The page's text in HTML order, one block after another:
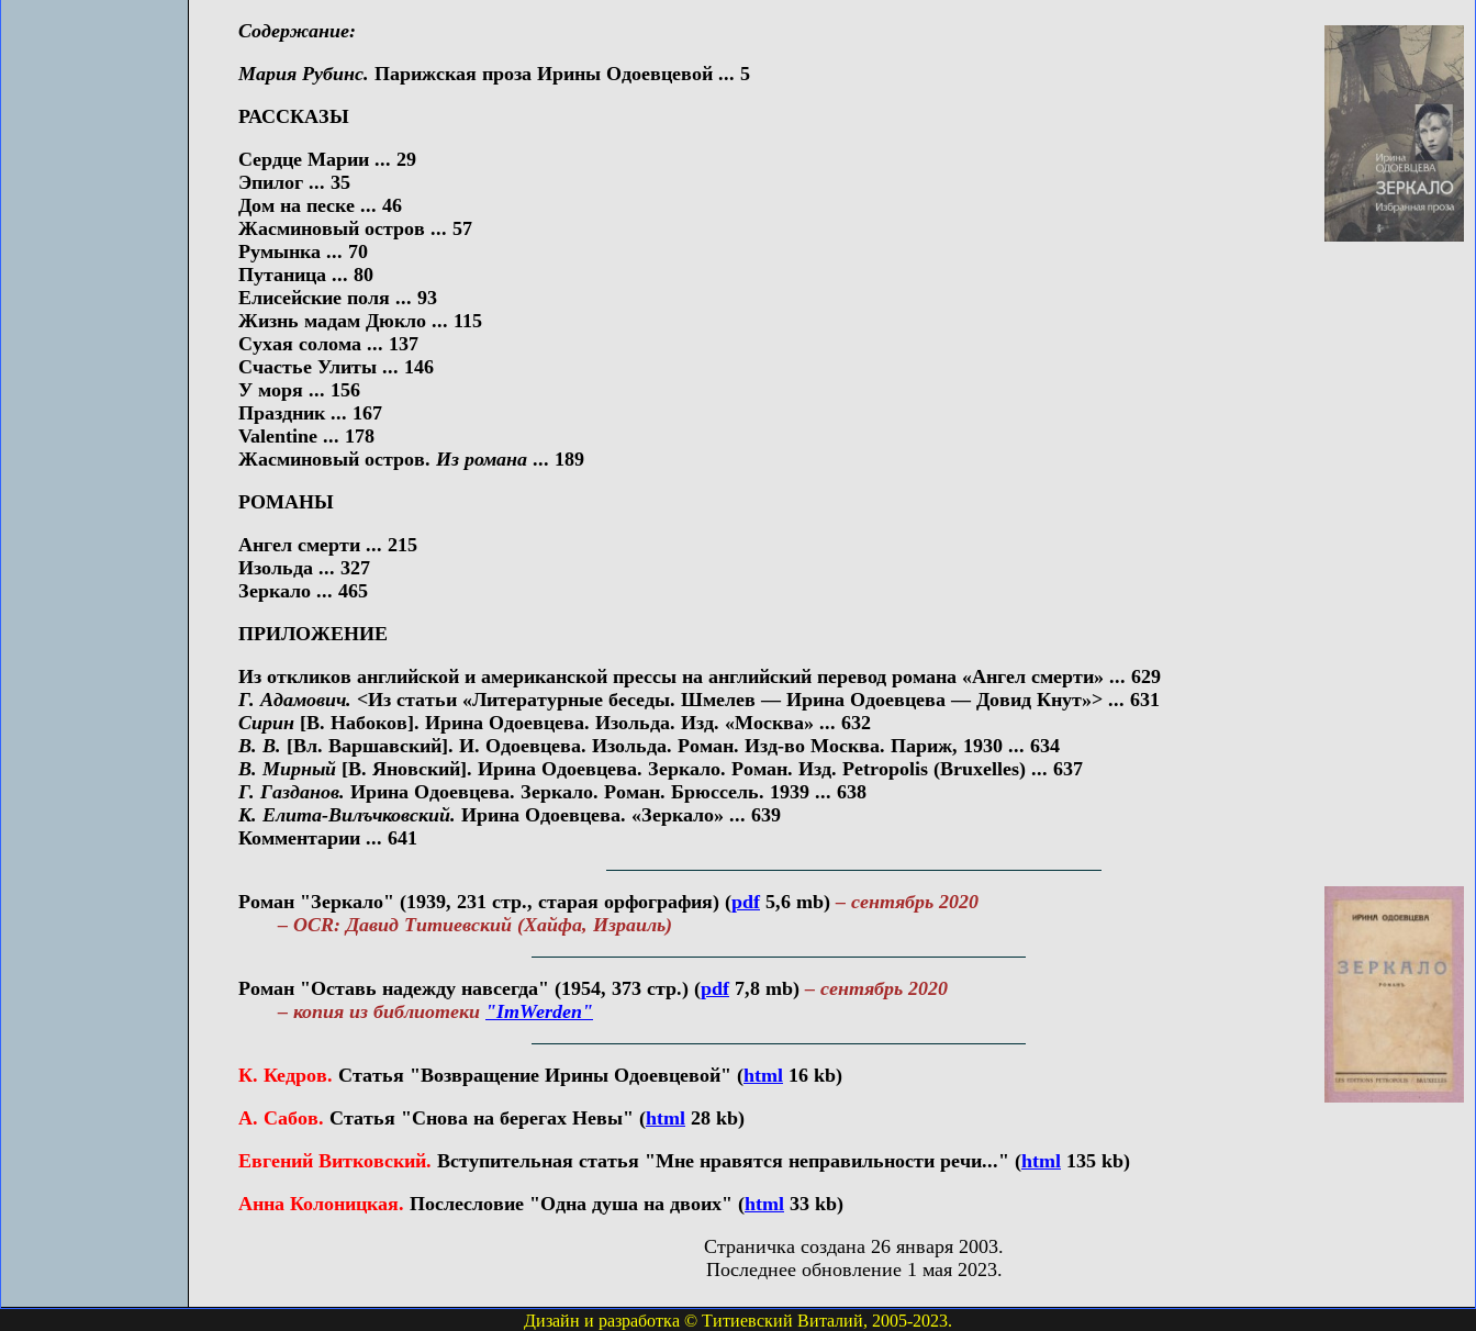
Содержание:
Мария Рубинс. Парижская проза Ирины Одоевцевой ... 5
РАССКАЗЫ
Сердце Марии ... 29
Эпилог ... 35
Дом на песке ... 46
Жасминовый остров ... 57
Румынка ... 70
Путаница ... 80
Елисейские поля ... 93
Жизнь мадам Дюкло ... 115
Сухая солома ... 137
Счастье Улиты ... 146
У моря ... 156
Праздник ... 167
Valentine ... 178
Жасминовый остров. Из романа ... 189
РОМАНЫ
Ангел смерти ... 215
Изольда ... 327
Зеркало ... 465
ПРИЛОЖЕНИЕ
Из откликов английской и американской прессы на английский перевод романа «Ангел смерти» ... 629
Г. Адамович. <Из статьи «Литературные беседы. Шмелев — Ирина Одоевцева — Довид Кнут»> ... 631
Сирин [В. Набоков]. Ирина Одоевцева. Изольда. Изд. «Москва» ... 632
В. В. [Вл. Варшавский]. И. Одоевцева. Изольда. Роман. Изд-во Москва. Париж, 1930 ... 634
В. Мирный [В. Яновский]. Ирина Одоевцева. Зеркало. Роман. Изд. Petropolis (Bruxelles) ... 637
Г. Газданов. Ирина Одоевцева. Зеркало. Роман. Брюссель. 1939 ... 638
К. Елита-Вилъчковский. Ирина Одоевцева. «Зеркало» ... 639
Комментарии ... 641
Роман "Зеркало" (1939, 231 стр., старая орфография) (pdf5,6 mb)– сентябрь 2020
– OCR: Давид Титиевский (Хайфа, Израиль)
Роман "Оставь надежду навсегда" (1954, 373 стр.) (pdf7,8 mb)– сентябрь 2020
– копия из библиотеки "ImWerden"
К. Кедров. Статья "Возвращение Ирины Одоевцевой" (html 16 kb)
А. Сабов. Статья "Снова на берегах Невы" (html 28 kb)
Евгений Витковский. Вступительная статья "Мне нравятся неправильности речи..." (html 135 kb)
Анна Колоницкая. Послесловие "Одна душа на двоих" (html 33 kb)
Страничка создана 26 января 2003.
Последнее обновление 1 мая 2023.
Дизайн и разработка © Титиевский Виталий, 2005-2023.